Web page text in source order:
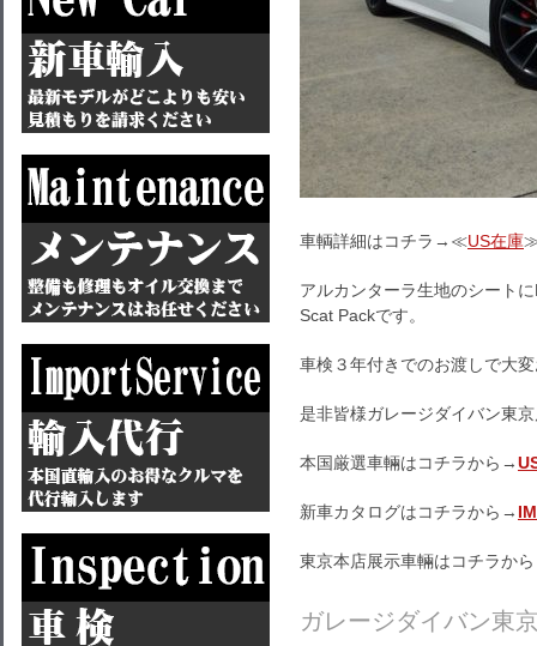
車輌詳細はコチラ→≪US在庫
アルカンターラ生地のシート
Scat Packです。
車検３年付きでのお渡しで大
是非皆様ガレージダイバン東
本国厳選車輛はコチラから→
新車カタログはコチラから→
東京本店展示車輛はコチラか
ガレージダイバン東